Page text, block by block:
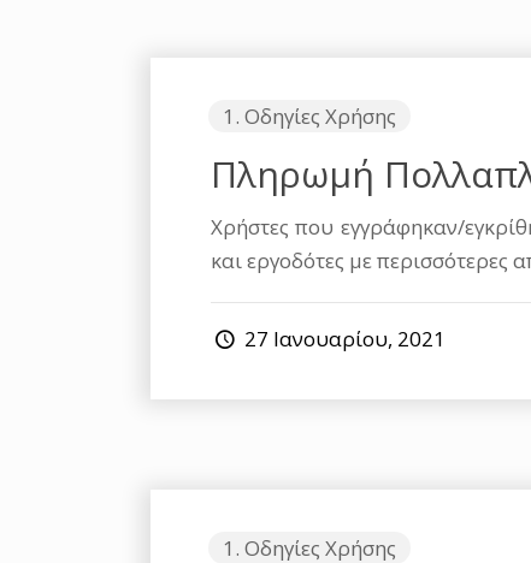
1. Οδηγίες Χρήσης
Πληρωμή
Χρήστες που εγγράφηκαν/
και εργοδότες με
27 Ιανουαρίου, 2021
1. Οδηγίες Χρήσης